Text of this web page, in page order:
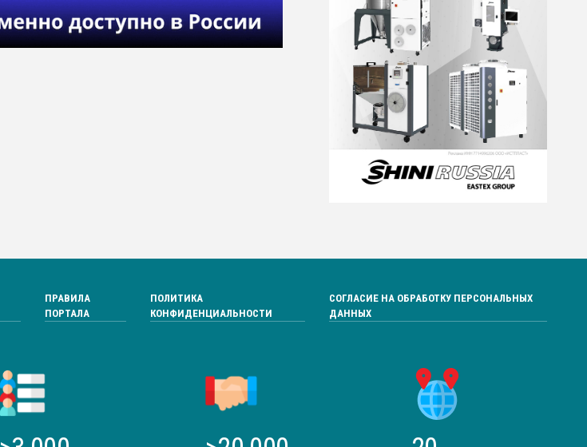
ПРАВИЛА
ПОРТАЛА
ПОЛИТИКА
КОНФИДЕНЦИАЛЬНОСТИ
СОГЛАСИЕ НА ОБРАБОТКУ ПЕРСОНАЛЬНЫХ
ДАННЫХ